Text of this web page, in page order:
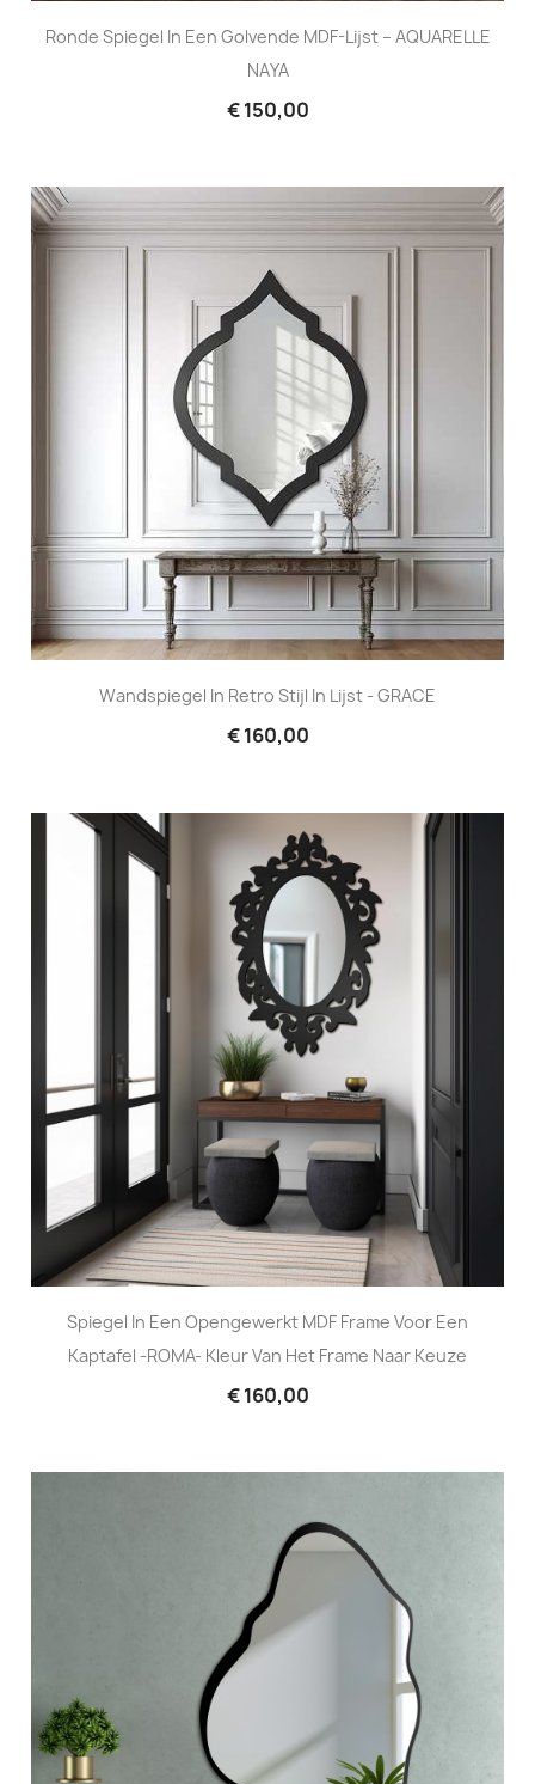
Ronde Spiegel In Een Golvende MDF-Lijst – AQUARELLE
NAYA
€ 150,00
Wandspiegel In Retro Stijl In Lijst - GRACE
€ 160,00
Spiegel In Een Opengewerkt MDF Frame Voor Een
Kaptafel -ROMA- Kleur Van Het Frame Naar Keuze
€ 160,00